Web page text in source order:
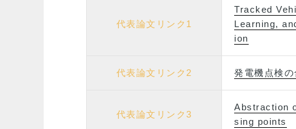
代表論文リンク1
Tracked
Learning,
ion
代表論文リンク2 発電機点検
代表論文リンク3
Abstraction
sing points